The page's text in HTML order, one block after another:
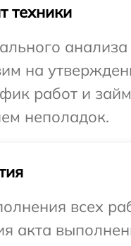
техники
на
работ и
неполадок.
всех
акта